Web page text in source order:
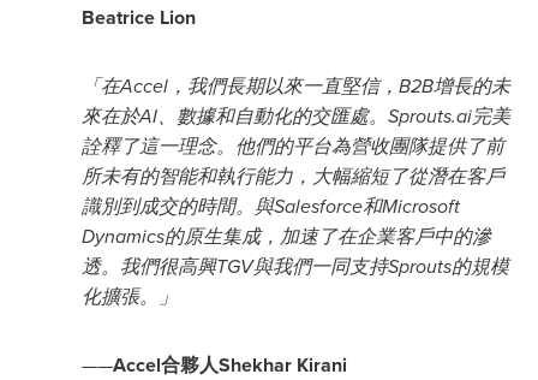
Beatrice Lion
「在Accel，我們長期以來一直堅信，B2B增長的未
來在於AI、數據和自動化的交匯處。Sprouts.ai完美
詮釋了這一理念。他們的平台為營收團隊提供了前
所未有的智能和執行能力，大幅縮短了從潛在客戶
識別到成交的時間。與Salesforce和Microsoft
Dynamics的原生集成，加速了在企業客戶中的滲
透。我們很高興TGV與我們一同支持Sprouts的規模
化擴張。
」
——Accel合夥人Shekhar Kirani